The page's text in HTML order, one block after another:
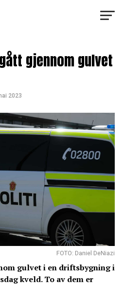
gjennom gulvet
2023
FOTO: Daniel DeNiazi
gulvet i en driftsbygning i
kveld. To av dem er